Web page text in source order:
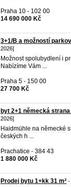
Praha 10 - 102 00
14 690 000 Kč
3+1/B a možností
2026]
Možnost spolubydlení i
Nabízíme Vám ...
Praha 5 - 150 00
27 700 Kč
byt 2+1 německá
2026]
Haidmühle na německé
českých h ...
Prachatice - 384 43
1 880 000 Kč
Prodej bytu 1+kk 31 m² -